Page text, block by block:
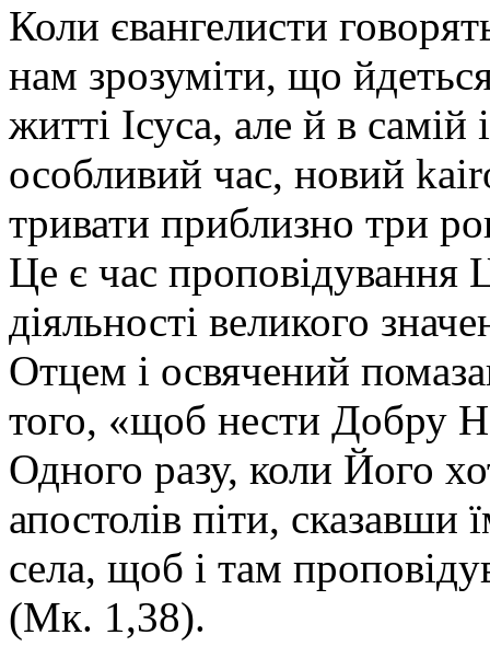
Коли євангелисти
нам зрозуміти, що
житті Ісуса, але й в самій
особливий час, новий
тривати приблизно три
Це є час проповідування
діяльності великого
Отцем і освячений
того, «щоб нести Добру
Одного разу, коли Його
апостолів піти, сказавши
села, щоб і там
(Мк. 1,38).